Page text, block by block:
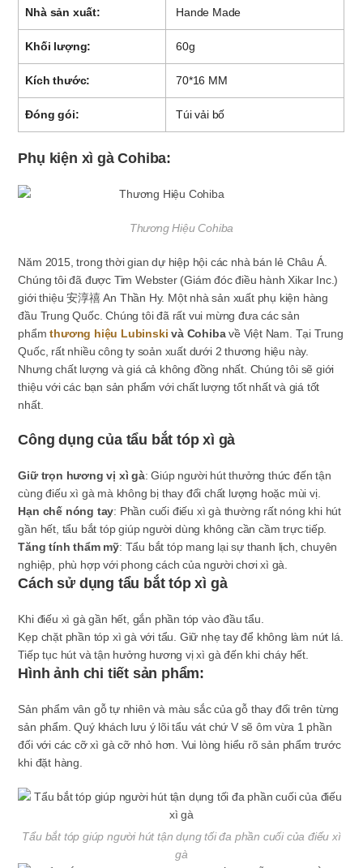
Nhà sản xuất: Hande Made
Khối lượng: 60g
Kích thước: 70*16 MM
Đóng gói: Túi vải bố
Phụ kiện xì gà Cohiba:
Thương Hiệu Cohiba
Năm 2015, trong thời gian dự hiệp hội các nhà bán lẻ Châu Á.
Chúng tôi đã được Tim Webster (Giám đóc điều hành Xikar Inc.)
giới thiệu 安淳禧 An Thần Hy. Một nhà sản xuất phụ kiện hàng
đầu Trung Quốc. Chúng tôi đã rất vui mừng đưa các sản
phẩmthương hiệu Lubinski và Cohibavề Việt Nam. Tại Trung
Quốc, rất nhiều công ty soản xuất dưới 2 thương hiệu này.
Nhưng chất lượng và giá cả không đồng nhất. Chúng tôi sẽ giới
thiệu với các bạn sản phẩm với chất lượng tốt nhất và giá tốt
nhất.
Công dụng của tẩu bắt tóp xì gà
Giữ trọn hương vị xì gà: Giúp người hút thưởng thức đến tận
cùng điếu xì gà mà không bị thay đổi chất lượng hoặc mùi vị.
Hạn chế nóng tay: Phần cuối điếu xì gà thường rất nóng khi hút
gần hết, tẩu bắt tóp giúp người dùng không cần cầm trực tiếp.
Tăng tính thẩm mỹ: Tẩu bắt tóp mang lại sự thanh lịch, chuyên
nghiệp, phù hợp với phong cách của người chơi xì gà.
Cách sử dụng tẩu bắt tóp xì gà
Khi điếu xì gà gần hết, gắn phần tóp vào đầu tẩu.
Kẹp chặt phần tóp xì gà với tẩu. Giữ nhẹ tay để không làm nứt lá.
Tiếp tục hút và tận hưởng hương vị xì gà đến khi cháy hết.
Hình ảnh chi tiết sản phẩm:
Sản phẩm vân gỗ tự nhiên và màu sắc của gỗ thay đổi trên từng
sản phẩm. Quý khách lưu ý lõi tẩu vát chứ V sẽ ôm vừa 1 phần
đối với các cỡ xì gà cỡ nhỏ hơn. Vui lòng hiểu rõ sản phẩm trước
khi đặt hàng.
Tẩu bắt tóp giúp người hút tận dụng tối đa phần cuối của điếu xì
gà